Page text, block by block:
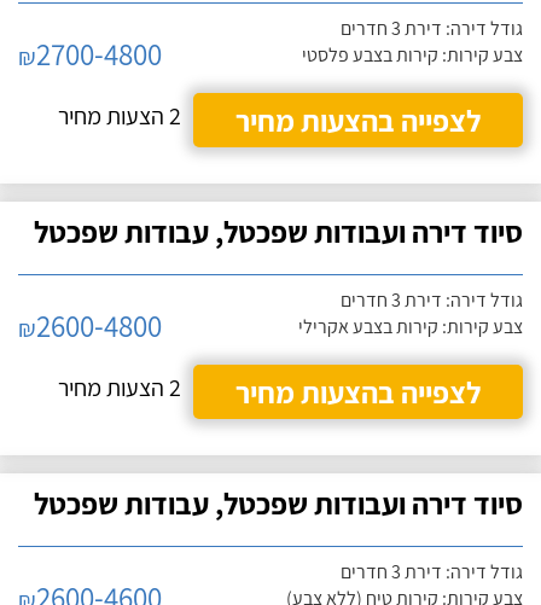
גודל דירה: דירת 3 חדרים
צבע קירות: קירות בצבע פלסטי
₪2700-4800
לצפייה בהצעות מחיר
2 הצעות מחיר
סיוד דירה ועבודות שפכטל, עבודות שפכטל
גודל דירה: דירת 3 חדרים
צבע קירות: קירות בצבע אקרילי
₪2600-4800
לצפייה בהצעות מחיר
2 הצעות מחיר
סיוד דירה ועבודות שפכטל, עבודות שפכטל
גודל דירה: דירת 3 חדרים
צבע קירות: קירות טיח (ללא צבע)